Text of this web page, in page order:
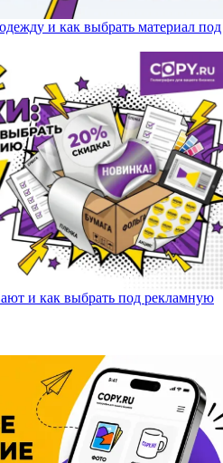
и как выбрать материал под
и как выбрать под рекламную